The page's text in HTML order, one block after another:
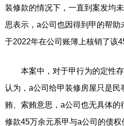
装修款的情况下，一直到案发均
思表示，a公司也因得到甲的帮
于2022年在公司账簿上核销了该
本案中，对于甲行为的定性存
认为，a公司给甲装修房屋只是民
贿、索贿意思，a公司也无具体
修款45万余元系甲与a公司的债